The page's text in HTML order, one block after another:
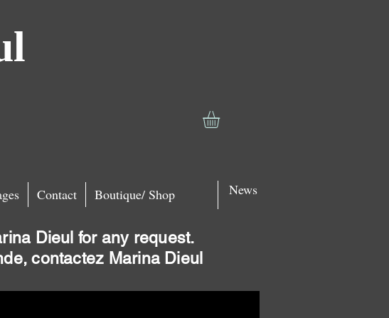
Contact Boutique/ Shop News
Dieul for any request.
contactez Marina Dieul